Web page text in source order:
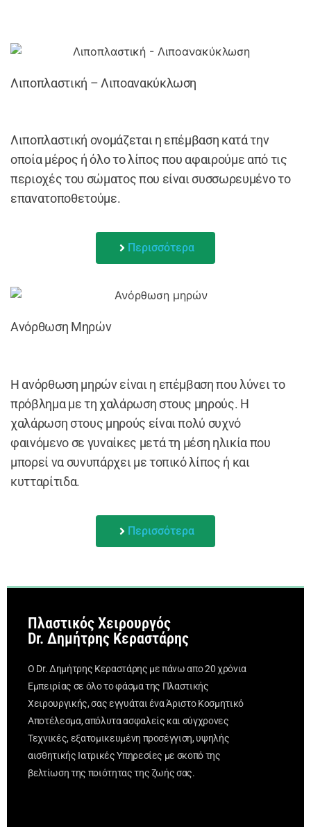
Λιποπλαστική – Λιποανακύκλωση
Λιποπλαστική ονομάζεται η επέμβαση κατά την
οποία μέρος ή όλο το λίπος που αφαιρούμε από τις
περιοχές του σώματος που είναι συσσωρευμένο το
επανατοποθετούμε.
Περισσότερα
Ανόρθωση Μηρών
Η ανόρθωση μηρών είναι η επέμβαση που λύνει το
πρόβλημα με τη χαλάρωση στους μηρούς. Η
χαλάρωση στους μηρούς είναι πολύ συχνό
φαινόμενο σε γυναίκες μετά τη μέση ηλικία που
μπορεί να συνυπάρχει με τοπικό λίπος ή και
κυτταρίτιδα.
Περισσότερα
Πλαστικός Χειρουργός
Dr. Δημήτρης Κεραστάρης
Ο Dr. Δημήτρης Κεραστάρης με πάνω απο 20 χρόνια
Εμπειρίας σε όλο το φάσμα της Πλαστικής
Χειρουργικής, σας εγγυάται ένα Άριστο Κοσμητικό
Αποτέλεσμα, απόλυτα ασφαλείς και σύγχρονες
Τεχνικές, εξατομικευμένη προσέγγιση, υψηλής
αισθητικής Ιατρικές Υπηρεσίες με σκοπό της
βελτίωση της ποιότητας της ζωής σας.